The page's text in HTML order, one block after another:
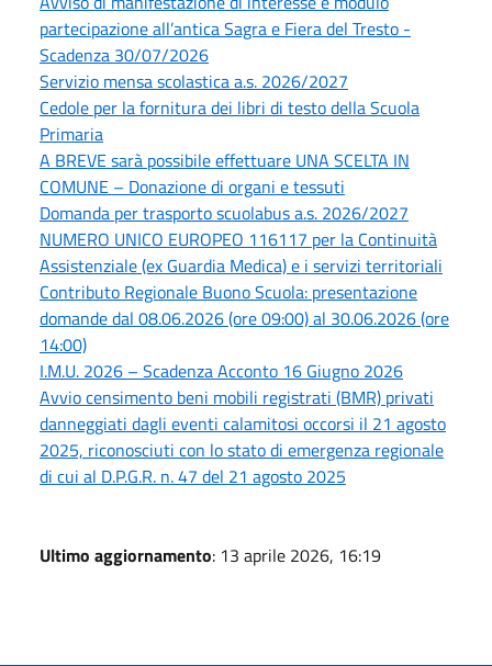
partecipazione all’antica Sagra e Fiera del Tresto -
Scadenza 30/07/2026
Servizio mensa scolastica a.s. 2026/2027
Cedole per la fornitura dei libri di testo della Scuola
Primaria
A BREVE sarà possibile effettuare UNA SCELTA IN
COMUNE – Donazione di organi e tessuti
Domanda per trasporto scuolabus a.s. 2026/2027
NUMERO UNICO EUROPEO 116117 per la Continuità
Assistenziale (ex Guardia Medica) e i servizi territoriali
Contributo Regionale Buono Scuola: presentazione
domande dal 08.06.2026 (ore 09:00) al 30.06.2026 (ore
14:00)
I.M.U. 2026 – Scadenza Acconto 16 Giugno 2026
Avvio censimento beni mobili registrati (BMR) privati
danneggiati dagli eventi calamitosi occorsi il 21 agosto
2025, riconosciuti con lo stato di emergenza regionale
di cui al D.P.G.R. n. 47 del 21 agosto 2025
Ultimo aggiornamento: 13 aprile 2026, 16:19